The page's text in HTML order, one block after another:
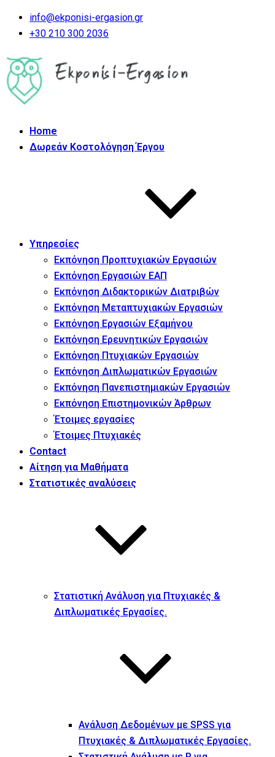
info@ekponisi-ergasion.gr
+30 210 300 2036
Home
Δωρεάν Κοστολόγηση Έργου
Υπηρεσίες
Εκπόνηση Προπτυχιακών Εργασιών
Εκπόνηση Εργασιών ΕΑΠ
Εκπόνηση Διδακτορικών Διατριβών
Εκπόνηση Μεταπτυχιακών Εργασιών
Εκπόνηση Εργασιών Εξαμήνου
Εκπόνηση Ερευνητικών Εργασιών
Εκπόνηση Πτυχιακών Εργασιών
Εκπόνηση Διπλωματικών Εργασιών
Εκπόνηση Πανεπιστημιακών Εργασιών
Εκπόνηση Επιστημονικών Άρθρων
Έτοιμες εργασίες
Έτοιμες Πτυχιακές
Contact
Αίτηση για Μαθήματα
Στατιστικές αναλύσεις
Στατιστική Ανάλυση για Πτυχιακές &
Διπλωματικές Εργασίες.
Ανάλυση Δεδομένων με SPSS για
Πτυχιακές & Διπλωματικές Εργασίες.